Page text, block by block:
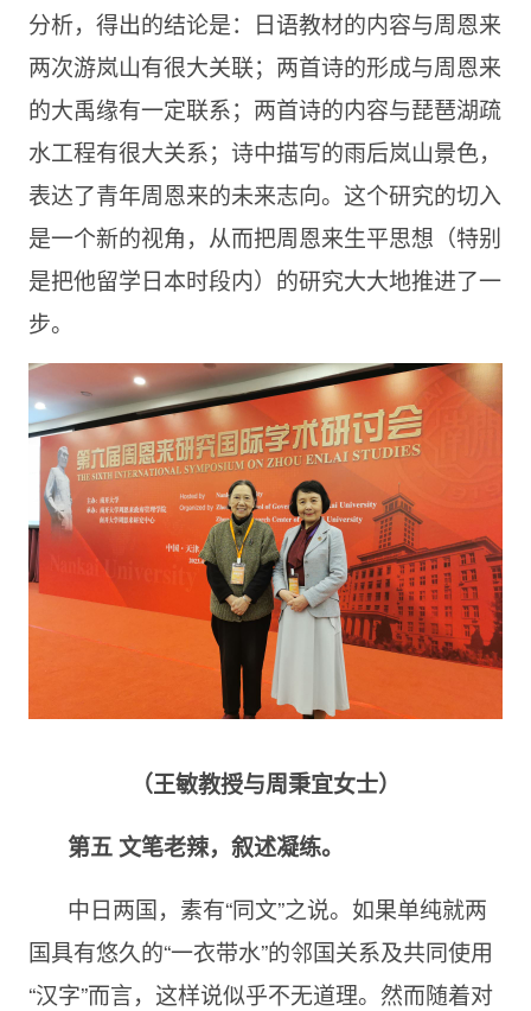
分析，得出的结论是：日语教材的内容与周恩来
两次游岚山有很大关联；两首诗的形成与周恩来
的大禹缘有一定联系；两首诗的内容与琵琶湖疏
水工程有很大关系；诗中描写的雨后岚山景色，
表达了青年周恩来的未来志向。这个研究的切入
是一个新的视角，从而把周恩来生平思想（特别
是把他留学日本时段内）的研究大大地推进了一
步。
（王敏教授与周秉宜女士）
第五 文笔老辣，叙述凝练。
中日两国，素有“同文”之说。如果单纯就两
国具有悠久的“一衣带水”的邻国关系及共同使用
“汉字”而言，这样说似乎不无道理。然而随着对